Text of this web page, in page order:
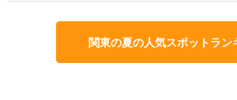
関東の夏の人気スポットラン